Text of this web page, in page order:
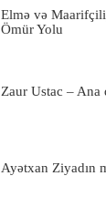
Elmə və
Ömür Yolu
Zaur Ustac – Ana
Ayətxan Ziyadın